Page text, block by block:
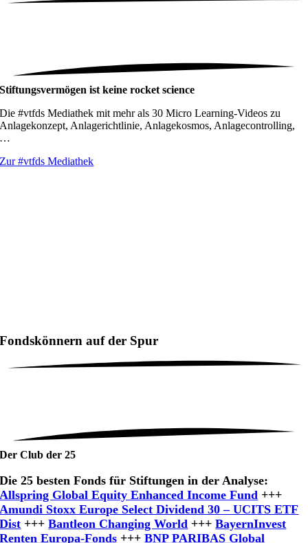
Stiftungsvermögen ist keine rocket science
Die #vtfds Mediathek mit mehr als 30 Micro Learning-Videos zu
Anlagekonzept, Anlagerichtlinie, Anlagekosmos, Anlagecontrolling,
…
Zur #vtfds Mediathek
Fondskönnern auf der Spur
Der Club der 25
Die 25 besten Fonds für Stiftungen in der Analyse:
Allspring Global Equity Enhanced Income Fund +++
Amundi Stoxx Europe Select Dividend 30 – UCITS ETF
Dist +++Bantleon Changing World +++BayernInvest
Renten Europa-Fonds +++BNP PARIBAS Global